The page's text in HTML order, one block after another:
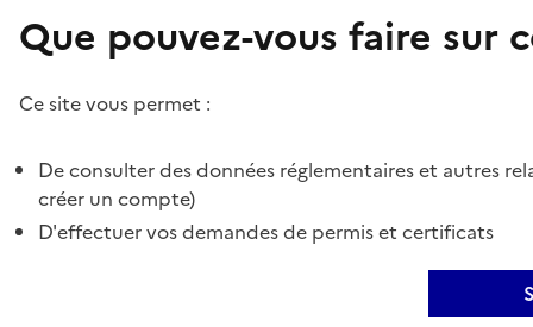
Que pouvez-vous faire sur
Ce site vous permet :
De consulter des données réglementaires et autres
créer un compte)
D'effectuer vos demandes de permis et certificats